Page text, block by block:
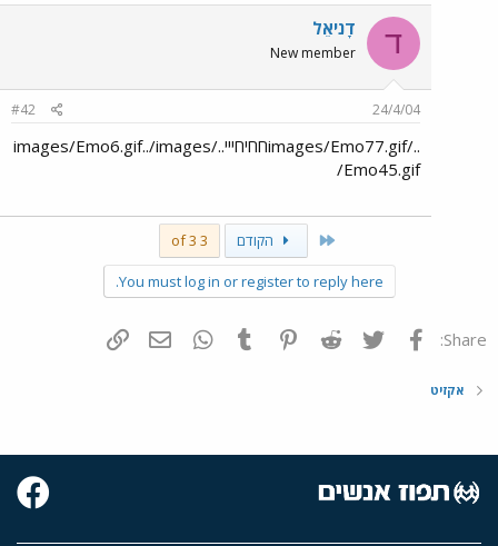
ד דָניאֵל
New member
24/4/04
#42
../images/Emo77.gifחחיחייי../images/Emo6.gif../images
/Emo45.gif
First הקודם 3 of 3
You must log in or register to reply here.
Share: פייסבוק Twitter
Reddit
Pinterest
Tumblr
WhatsAppדואר אלקטרוני
אקזיט